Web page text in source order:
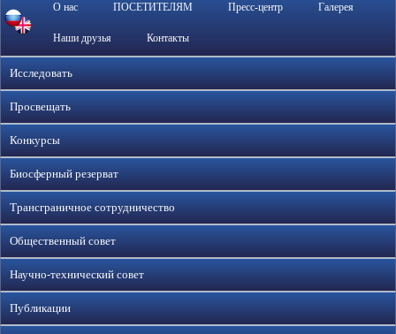
О нас ПОСЕТИТЕЛЯМ Пресс-центр Галерея
Наши друзья Контакты
Исследовать
Просвещать
Конкурсы
Биосферный резерват
Трансграничное сотрудничество
Общественный совет
Научно-технический совет
Публикации